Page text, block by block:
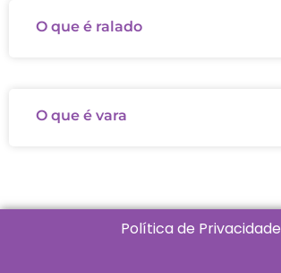
O que é ralado
O que é vara
Política de Privacidade